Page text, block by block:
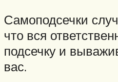
Самоподсечки
что вся
подсечку и
вас.